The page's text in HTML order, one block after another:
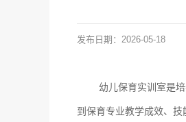
发布日期： 2026-05-18
幼儿保育实训室是
到保育专业教学成效、